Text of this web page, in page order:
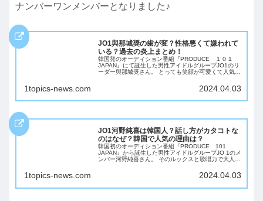
ナンバーワンメンバーとなりました♪
JO1與那城奨の歯が変？性格悪くて嫌われて
いる？過去の炎上まとめ！
韓国発のオーディション番組『PRODUCE １０１
JAPAN』にて誕生した男性アイドルグループJO1のリ
ーダー與那城奨さん。 とっても笑顔が可愛くて人気の
らには性格が悪くて嫌われているとい...
1topics-news.com 2024.04.03
JO1河野純喜は韓国人？話し方がカタコトな
のはなぜ？韓国で人気の理由は？
韓国初のオーディション番組『PRODUCE 101
JAPAN』から誕生した男性アイドルグループJO 1のメ
ンバー河野純喜さん。 そのルックスと歌唱力で大人気
1topics-news.com 2024.04.03